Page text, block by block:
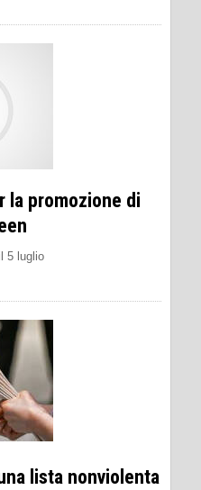
la promozione di
5 luglio
lista nonviolenta